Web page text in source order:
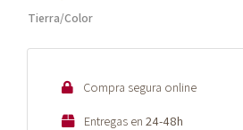
Tierra/Color
Compra segura online
Entregas en24-48h